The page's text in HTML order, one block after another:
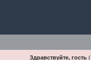
Здравствуйте, гость(